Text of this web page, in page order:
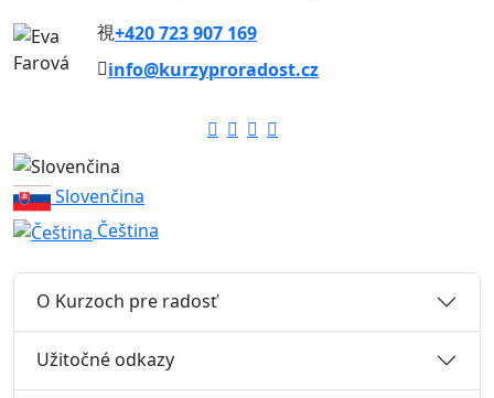
+420 723 907 169
info@kurzyproradost.cz
Slovenčina
Čeština
O Kurzoch pre radosť
Užitočné odkazy